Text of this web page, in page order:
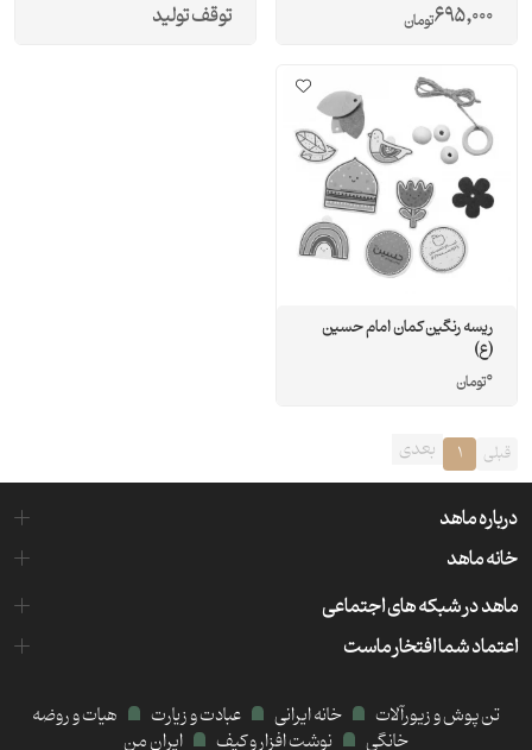
695,000تومان توقف تولید
ریسه رنگین کمان امام حسین
(ع)
0تومان
قبلی 1 بعدی
درباره ماهد
خانه ماهد
ماهد در شبکه های اجتماعی
اعتماد شما افتخار ماست
تن پوش و زیورآلات خانه ایرانی عبادت و زیارت
هیات و روضه
خانگی
نوشت افزار و کیف ایران من